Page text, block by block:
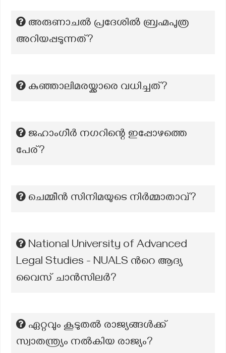
അരുണാചൽ പ്രദേശിൽ ബ്രഹ്മപുത്ര
അറിയപ്പടുന്നത്?
കുഞ്ഞാലിമരയ്ക്കാരെ വധിച്ചത്?
ജഹാംഗീർ നഗറിന്റെ ഇപ്പോഴത്തെ
പേര്?
ചെമ്മീൻ സിനിമയുടെ നിർമ്മാതാവ്?
National University of Advanced
Legal Studies - NUALS ന്‍റെ ആദ്യ
വൈസ് ചാൻസിലർ?
ഏറ്റവും കൂടുതൽ രാജ്യങ്ങൾക്ക്
സ്വാതന്ത്ര്യം നൽകിയ രാജ്യം?